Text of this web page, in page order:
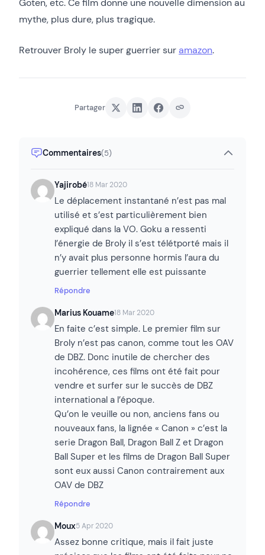
Goten, etc. Ce film donne une nouvelle dimension au
mythe, plus dure, plus tragique.
Retrouver Broly le super guerrier sur amazon.
Partager
Commentaires(5)
Yajirobé18 Mar 2020
Le déplacement instantané n’est pas mal
utilisé et s’est particulièrement bien
expliqué dans la VO. Goku a ressenti
l’énergie de Broly il s’est télétporté mais il
n’y avait plus personne hormis l’aura du
guerrier tellement elle est puissante
Répondre
Marius Kouame18 Mar 2020
En faite c’est simple. Le premier film sur
Broly n’est pas canon, comme tout les OAV
de DBZ. Donc inutile de chercher des
incohérence, ces films ont été fait pour
vendre et surfer sur le succès de DBZ
international a l’époque.
Qu’on le veuille ou non, anciens fans ou
nouveaux fans, la lignée « Canon » c’est la
serie Dragon Ball, Dragon Ball Z et Dragon
Ball Super et les films de Dragon Ball Super
sont eux aussi Canon contrairement aux
OAV de DBZ
Répondre
Moux5 Apr 2020
Assez bonne critique, mais il fait juste